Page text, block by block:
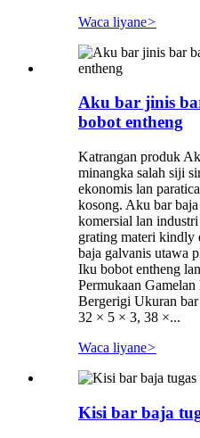
Waca liyane>
Aku bar jinis
bobot entheng
Katrangan produk
minangka salah siji
ekonomis lan
kosong. Aku bar
komersial lan
grating materi kindly
baja galvanis utawa
Iku bobot entheng
Permukaan
Bergerigi Ukuran
32 × 5 × 3, 38 ×...
Waca liyane>
Kisi bar baja